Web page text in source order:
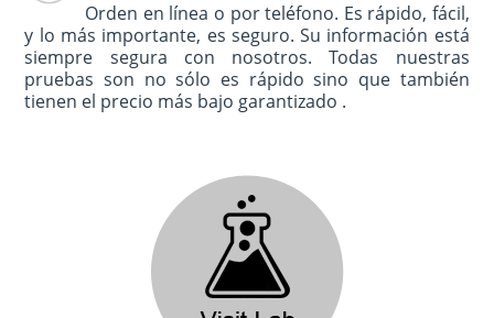
Orden en línea o por teléfono. Es rápido, fácil,
y lo más importante, es seguro. Su información está
siempre segura con nosotros. Todas nuestras
pruebas son no sólo es rápido sino que también
tienen el precio más bajo garantizado .